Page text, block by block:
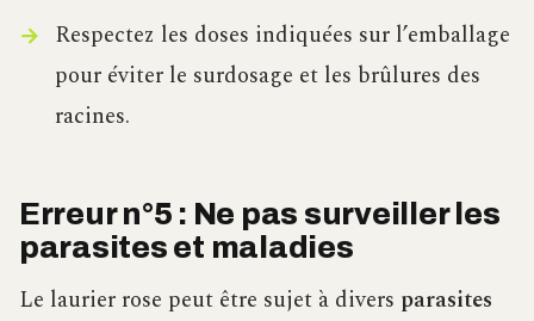
Respectez les doses indiquées sur l’emballage
pour éviter le surdosage et les brûlures des
racines.
Erreur n°5 : Ne pas surveiller les
parasites et maladies
Le laurier rose peut être sujet à divers parasites